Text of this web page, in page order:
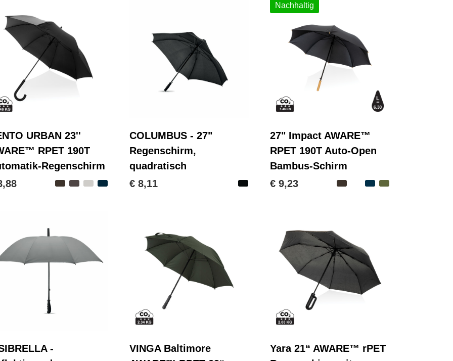
URBAN 23''
RPET 190T
Regenschirm
COLUMBUS - 27"
Regenschirm,
quadratisch
€ 8,11
Nachhaltig
27" Impact AWARE™
RPET 190T Auto-Open
Bambus-Schirm
€ 9,23
-
VINGA Baltimore
Yara 21“ AWARE™ rPET